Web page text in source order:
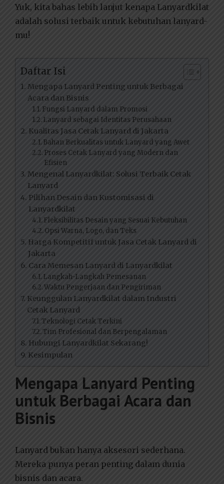
Yuk, kita bahas lebih lanjut kenapa Lanyardkilat
adalah solusi terbaik untuk kebutuhan lanyard-
mu!
Daftar Isi
Mengapa Lanyard Penting untuk Berbagai
Acara dan Bisnis
Fungsi Lanyard dalam Promosi
Lanyard sebagai Identitas Perusahaan
Kualitas Jasa Cetak Lanyard di Jakarta
Bahan Berkualitas untuk Lanyard yang Awet
Proses Cetak Lanyard yang Modern dan
Efisien
Mengenal Lanyardkilat: Solusi Terbaik Cetak
Lanyard
Pilihan Desain dan Kustomisasi di
Lanyardkilat
Fleksibilitas Desain yang Sesuai Kebutuhan
Opsi Warna, Logo, dan Teks
Harga Kompetitif untuk Jasa Cetak Lanyard di
Jakarta
Cara Memesan Lanyard di Lanyardkilat
Langkah-Langkah Pemesanan
Waktu Pengerjaan dan Pengiriman
Keunggulan Lanyardkilat dalam Industri
Cetak Lanyard
Teknologi Cetak Terkini
Tim Profesional dan Berpengalaman
Hubungi Lanyardkilat Sekarang!
Kesimpulan
Mengapa Lanyard Penting
untuk Berbagai Acara dan
Bisnis
Lanyard bukan hanya aksesori sederhana.
Mereka punya peran penting dalam dunia
bisnis dan acara.